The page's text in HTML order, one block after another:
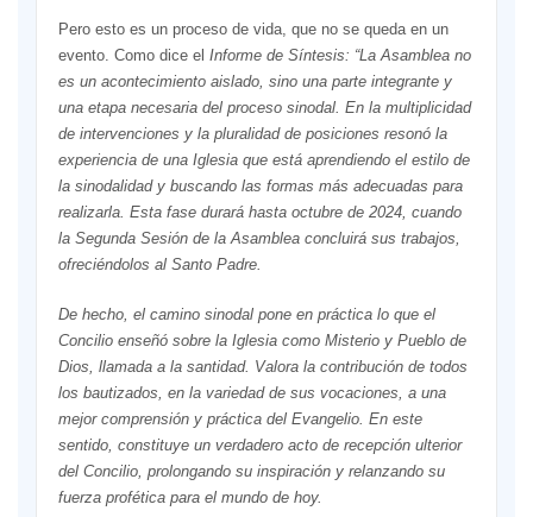
Pero esto es un proceso de vida, que no se queda en un
evento. Como dice el Informe de Síntesis: “L a Asamblea no
es un acontecimiento aislado, sino una parte integrante y
una etapa necesaria del proceso sinodal. En la multiplicidad
de intervenciones y la pluralidad de posiciones resonó la
experiencia de una Iglesia que está aprendiendo el estilo de
la sinodalidad y buscando las formas más adecuadas para
realizarla. Esta fase durará hasta octubre de 2024, cuando
la Segunda Sesión de la Asamblea concluirá sus trabajos,
ofreciéndolos al Santo Padre.
De hecho, el camino sinodal pone en práctica lo que el
Concilio enseñó sobre la Iglesia como Misterio y Pueblo de
Dios, llamada a la santidad. Valora la contribución de todos
los bautizados, en la variedad de sus vocaciones, a una
mejor comprensión y práctica del Evangelio. En este
sentido, constituye un verdadero acto de recepción ulterior
del Concilio, prolongando su inspiración y relanzando su
fuerza profética para el mundo de hoy.